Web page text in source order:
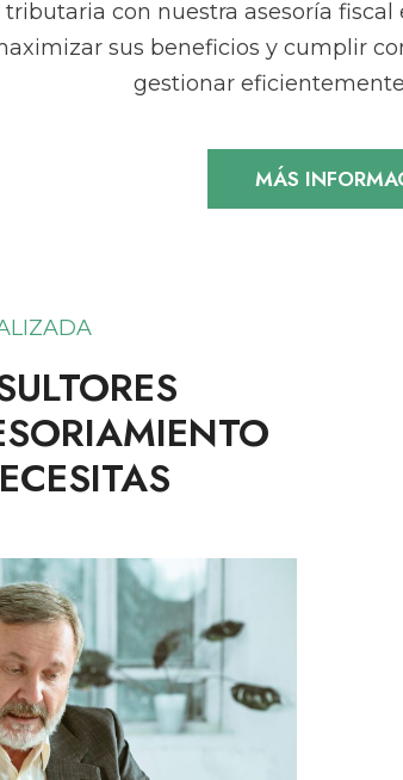
con nuestra asesoría
sus beneficios y cumplir
gestionar
MÁS